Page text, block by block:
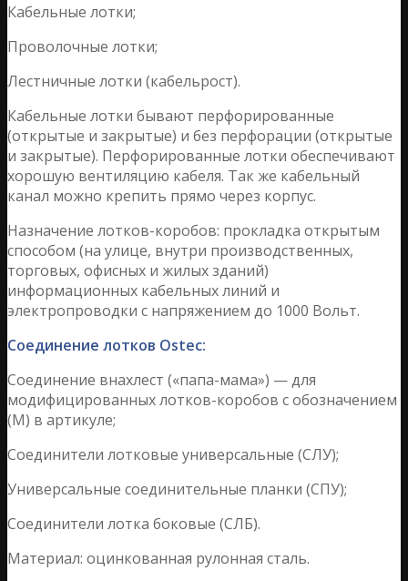
Кабельные лотки;
Проволочные лотки;
Лестничные лотки (кабельрост).
Кабельные лотки бывают перфорированные
(открытые и закрытые) и без перфорации (открытые
и закрытые). Перфорированные лотки обеспечивают
хорошую вентиляцию кабеля. Так же кабельный
канал можно крепить прямо через корпус.
Назначение лотков-коробов: прокладка открытым
способом (на улице, внутри производственных,
торговых, офисных и жилых зданий)
информационных кабельных линий и
электропроводки с напряжением до 1000 Вольт.
Соединение лотков Ostec:
Соединение внахлест («папа-мама») — для
модифицированных лотков-коробов с обозначением
(М) в артикуле;
Соединители лотковые универсальные (СЛУ);
Универсальные соединительные планки (СПУ);
Соединители лотка боковые (СЛБ).
Материал: оцинкованная рулонная сталь.